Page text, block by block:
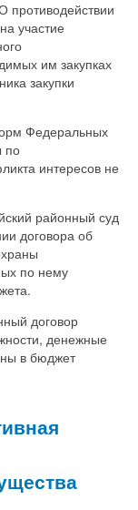
противодействии
участие
им закупках
закупки
Федеральных
по
интересов не
районный суд
договора об
по нему
договор
денежные
в бюджет